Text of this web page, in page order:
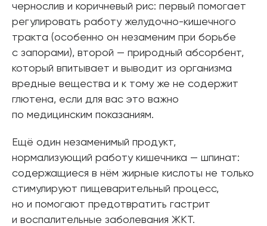
чернослив и коричневый рис: первый помогает
регулировать работу желудочно-кишечного
тракта (особенно он незаменим при борьбе
с запорами), второй — природный абсорбент,
который впитывает и выводит из организма
вредные вещества и к тому же не содержит
глютена, если для вас это важно
по медицинским показаниям.
Ещё один незаменимый продукт,
нормализующий работу кишечника — шпинат:
содержащиеся в нём жирные кислоты не только
стимулируют пищеварительный процесс,
но и помогают предотвратить гастрит
и воспалительные заболевания ЖКТ.